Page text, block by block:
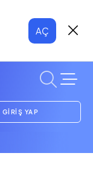
AÇ
GİRİŞ YAP